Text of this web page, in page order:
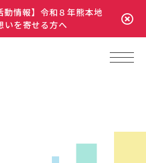
動情報】令和８年熊本地
いを寄せる方へ